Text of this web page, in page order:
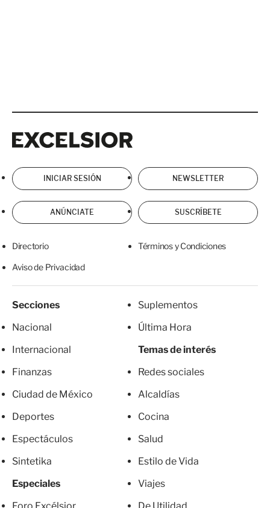
INICIAR SESIÓN NEWSLETTER
ANÚNCIATE SUSCRÍBETE
Directorio Términos y Condiciones
Aviso de Privacidad
Secciones
Nacional
Internacional
Finanzas
Ciudad de México
Deportes
Espectáculos
Sintetika
Especiales
Suplementos
Última Hora
Temas de interés
Redes sociales
Alcaldías
Cocina
Salud
Estilo de Vida
Viajes